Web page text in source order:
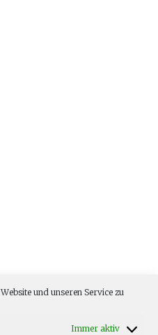
und unseren Service zu
Immer aktiv